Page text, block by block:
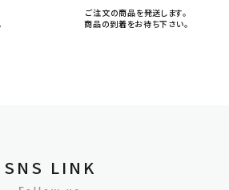
ご注文の商品を発送します。
商品の到着をお待ち下さい。
SNS LINK